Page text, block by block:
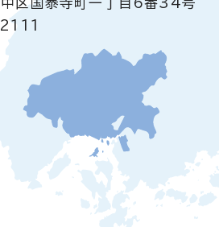
中区国泰寺町一丁目6番34号